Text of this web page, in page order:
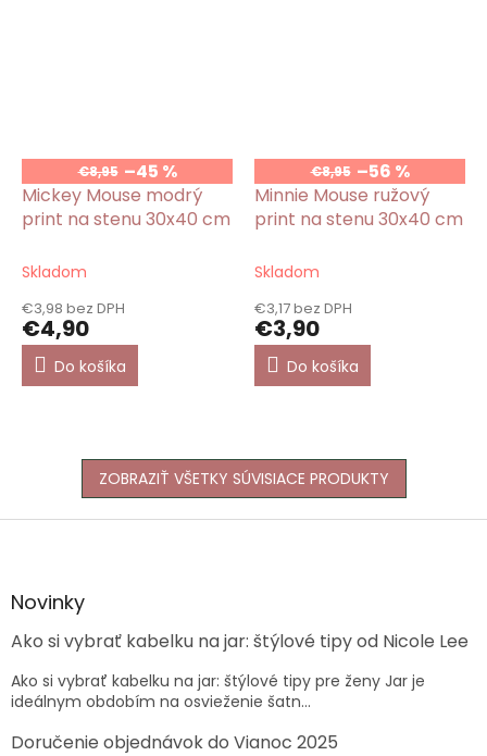
€8,95 –45 %
Mickey Mouse modrý
print na stenu 30x40 cm
Skladom
€3,98 bez DPH
€4,90
Do košíka
€8,95 –56 %
Minnie Mouse ružový
print na stenu 30x40 cm
Skladom
€3,17 bez DPH
€3,90
Do košíka
ZOBRAZIŤ VŠETKY SÚVISIACE PRODUKTY
Z
äNovinky
Ako si vybrať kabelku na jar: štýlové tipy od Nicole Lee
Ako si vybrať kabelku na jar: štýlové tipy pre ženy Jar je
ideálnym obdobím na osvieženie šatn...
Doručenie objednávok do Vianoc 2025